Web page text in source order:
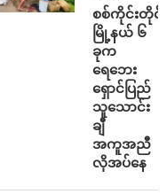
စစ်ကိုင်းတိုင်း
မြို့နယ် ၆
ခုက
ရေဘေး
ရှောင်ပြည်
သူသောင်း
ချီ
အကူအညီ
လိုအပ်နေ